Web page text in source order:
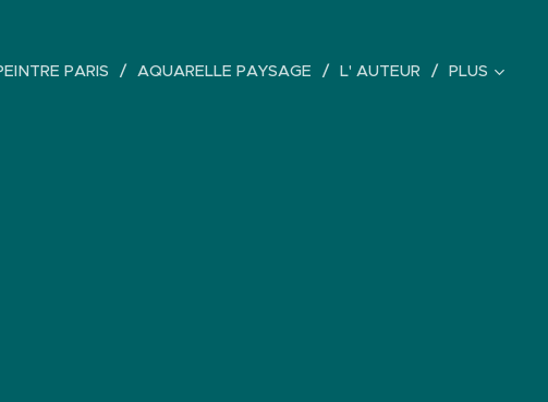
PARIS AQUARELLE PAYSAGE L' AUTEUR PLUS